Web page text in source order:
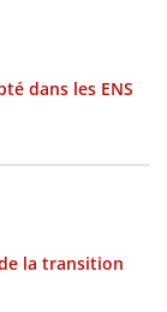
dans les ENS
la transition